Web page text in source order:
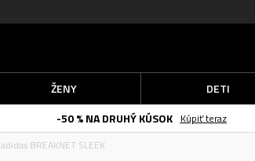
ŽENY DETI
-50 % NA DRUHÝ KÚSOK
Kúpiť teraz
adidas BREAKNET SLEEK